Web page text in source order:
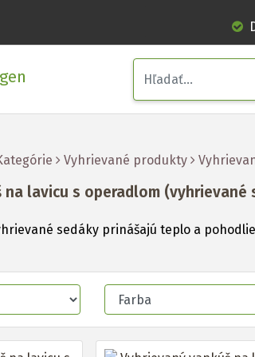
Vyhrievané produkty
na lavicu s operadlom
sedáky prinášajú teplo a